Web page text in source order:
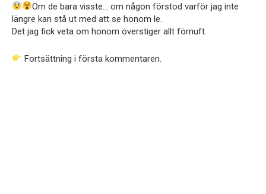
Om de bara visste… om någon förstod varför jag inte
längre kan stå ut med att se honom le.
Det jag fick veta om honom överstiger allt förnuft.
Fortsättning i första kommentaren.